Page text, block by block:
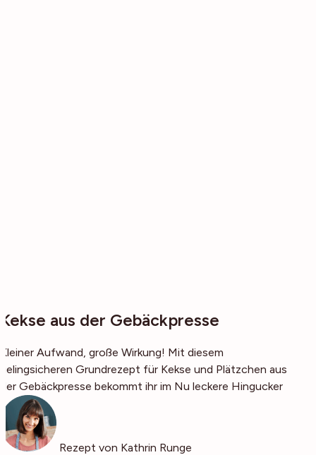
Kekse aus der Gebäckpresse
Kleiner Aufwand, große Wirkung! Mit diesem
gelingsicheren Grundrezept für Kekse und Plätzchen aus
der Gebäckpresse bekommt ihr im Nu leckere Hingucker
Rezept von Kathrin Runge